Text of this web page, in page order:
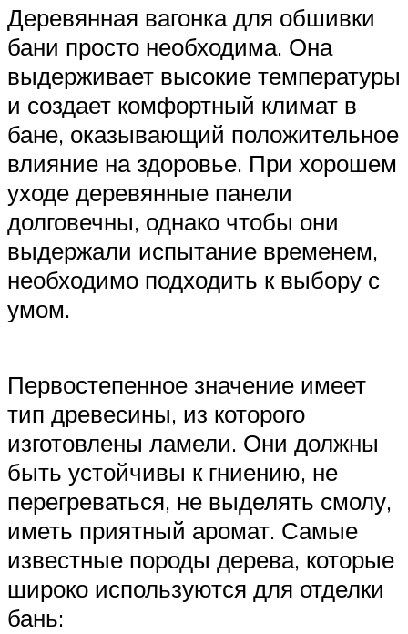
Деревянная вагонка для обшивки
бани просто необходима. Она
выдерживает высокие температуры
и создает комфортный климат в
бане, оказывающий положительное
влияние на здоровье. При хорошем
уходе деревянные панели
долговечны, однако чтобы они
выдержали испытание временем,
необходимо подходить к выбору с
умом.
Первостепенное значение имеет
тип древесины, из которого
изготовлены ламели. Они должны
быть устойчивы к гниению, не
перегреваться, не выделять смолу,
иметь приятный аромат. Самые
известные породы дерева, которые
широко используются для отделки
бань: